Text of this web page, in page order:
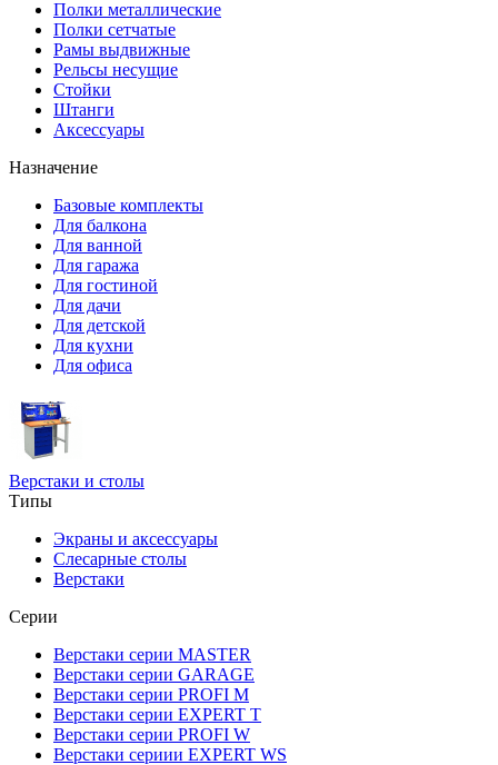
Полки металлические
Полки сетчатые
Рамы выдвижные
Рельсы несущие
Стойки
Штанги
Аксессуары
Назначение
Базовые комплекты
Для балкона
Для ванной
Для гаража
Для гостиной
Для дачи
Для детской
Для кухни
Для офиса
Верстаки и столы
Типы
Экраны и аксессуары
Слесарные столы
Верстаки
Серии
Верстаки серии MASTER
Верстаки серии GARAGE
Верстаки серии PROFI M
Верстаки серии EXPERT T
Верстаки серии PROFI W
Верстаки сериии EXPERT WS